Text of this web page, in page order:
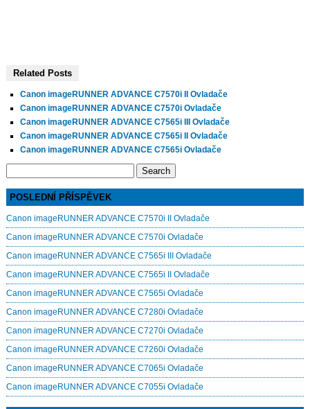
Related Posts
Canon imageRUNNER ADVANCE C7570i II Ovladače
Canon imageRUNNER ADVANCE C7570i Ovladače
Canon imageRUNNER ADVANCE C7565i III Ovladače
Canon imageRUNNER ADVANCE C7565i II Ovladače
Canon imageRUNNER ADVANCE C7565i Ovladače
POSLEDNÍ PŘÍSPĚVEK
Canon imageRUNNER ADVANCE C7570i II Ovladače
Canon imageRUNNER ADVANCE C7570i Ovladače
Canon imageRUNNER ADVANCE C7565i III Ovladače
Canon imageRUNNER ADVANCE C7565i II Ovladače
Canon imageRUNNER ADVANCE C7565i Ovladače
Canon imageRUNNER ADVANCE C7280i Ovladače
Canon imageRUNNER ADVANCE C7270i Ovladače
Canon imageRUNNER ADVANCE C7260i Ovladače
Canon imageRUNNER ADVANCE C7065i Ovladače
Canon imageRUNNER ADVANCE C7055i Ovladače